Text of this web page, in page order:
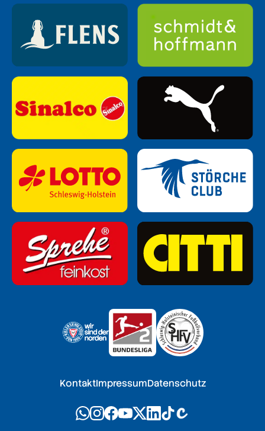
KontaktImpressumDatenschutz